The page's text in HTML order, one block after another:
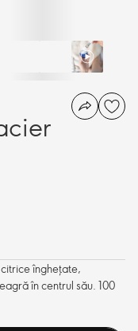
înghețate,
în centrul său. 100